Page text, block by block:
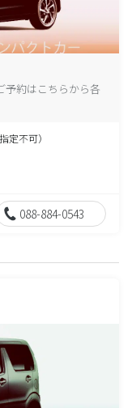
予約はこちらから各
不可）
088-884-0543